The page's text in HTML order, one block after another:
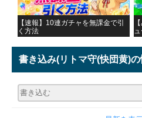
【速報】10連ガチャを無課金で引
く方法
ュ
書き込み(リトマ守(快団黄)